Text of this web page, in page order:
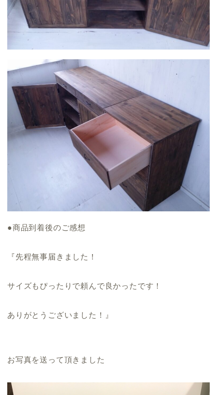
●商品到着後のご感想
『先程無事届きました！
サイズもぴったりで頼んで良かったです！
ありがとうございました！』
お写真を送って頂きました